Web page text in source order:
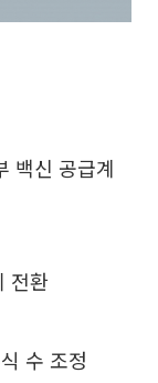
백신 공급계
전환
수 조정